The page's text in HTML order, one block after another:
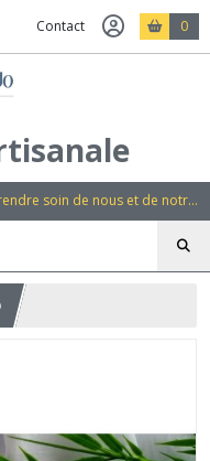
Contact 0
Des savons cosmétiques de qualité, pour prendre soin de nous et de notre environnement